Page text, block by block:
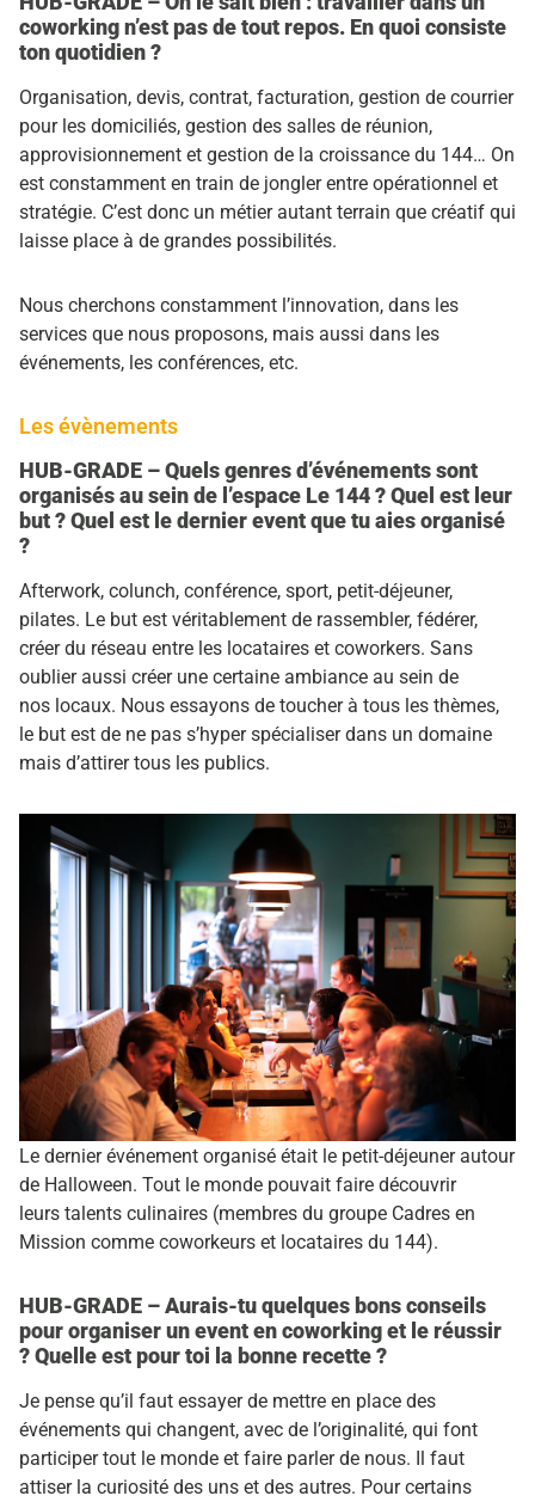
coworking n’est pas de tout repos. En quoi consiste
ton quotidien ?
Organisation, devis, contrat, facturation, gestion de courrier
pour les domiciliés, gestion des salles de réunion,
approvisionnement et gestion de la croissance du 144… On
est constamment en train de jongler entre opérationnel et
stratégie. C’est donc un métier autant terrain que créatif qui
laisse place à de grandes possibilités.
Nous cherchons constamment l’innovation, dans les
services que nous proposons, mais aussi dans les
événements, les conférences, etc.
Les évènements
HUB-GRADE – Quels genres d’événements sont
organisés au sein de l’espace Le 144 ? Quel est leur
but ? Quel est le dernier event que tu aies organisé
?
Afterwork, colunch, conférence, sport, petit-déjeuner,
pilates. Le but est véritablement de rassembler, fédérer,
créer du réseau entre les locataires et coworkers. Sans
oublier aussi créer une certaine ambiance au sein de
nos locaux. Nous essayons de toucher à tous les thèmes,
le but est de ne pas s’hyper spécialiser dans un domaine
mais d’attirer tous les publics.
Le dernier événement organisé était le petit-déjeuner autour
de Halloween. Tout le monde pouvait faire découvrir
leurs talents culinaires (membres du groupe Cadres en
Mission comme coworkeurs et locataires du 144).
HUB-GRADE – Aurais-tu quelques bons conseils
pour organiser un event en coworking et le réussir
? Quelle est pour toi la bonne recette ?
Je pense qu’il faut essayer de mettre en place des
événements qui changent, avec de l’originalité, qui font
participer tout le monde et faire parler de nous. Il faut
attiser la curiosité des uns et des autres. Pour certains